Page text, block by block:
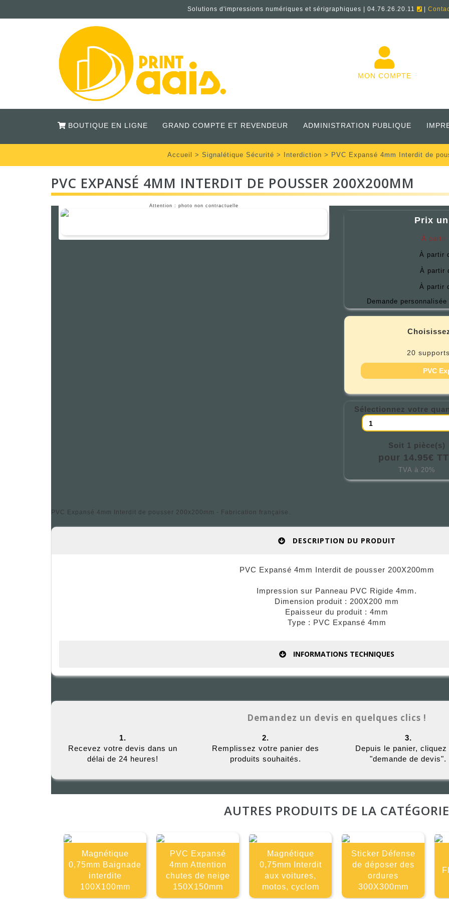
Solutions d'impressions numériques et sérigraphiques | 04.76.26.20.11 |
MON COMPTE
BOUTIQUE EN LIGNE GRAND COMPTE ET REVENDEUR ADMINISTRATION PUBLIQUE
Accueil > Signalétique Sécurité > Interdiction > PVC Expansé 4mm Interdit de
PVC EXPANSÉ 4MM INTERDIT DE POUSSER 200X200MM
Attention : photo non contractuelle
Prix
À
À partir
À partir
À partir
Demande
20
PVC
Sélectionnez votre
Soit 1 pièce(s)
pour 14.95€
TVA à 20%
PVC Expansé 4mm Interdit de pousser 200x200mm - Fabrication française.
DESCRIPTION DU PRODUIT
PVC Expansé 4mm Interdit de pousser 200X200mm
Impression sur Panneau PVC Rigide 4mm.
Dimension produit : 200X200 mm
Epaisseur du produit : 4mm
Type : PVC Expansé 4mm
INFORMATIONS TECHNIQUES
Demandez un devis en quelques clics !
1.
Recevez votre devis dans un
délai de 24 heures!
2.
Remplissez votre panier des
produits souhaités.
3.
Depuis le panier, cliquez
"demande de devis".
AUTRES PRODUITS DE LA CATÉGORIE
Magnétique
0,75mm Baignade
interdite
100X100mm
PVC Expansé
4mm Attention
chutes de neige
150X150mm
Magnétique
0,75mm Interdit
aux voitures,
motos, cyclom
Sticker Défense
de déposer des
ordures
300X300mm